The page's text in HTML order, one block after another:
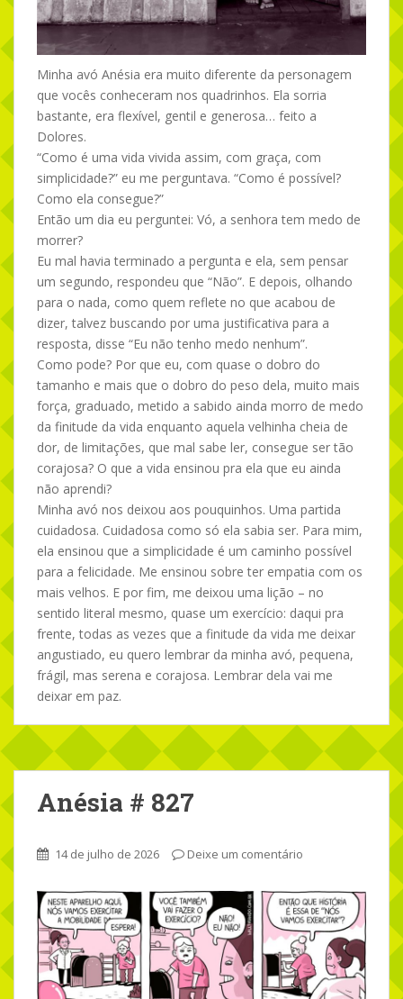
Minha avó Anésia era muito diferente da personagem
que vocês conheceram nos quadrinhos. Ela sorria
bastante, era flexível, gentil e generosa… feito a
Dolores.
“Como é uma vida vivida assim, com graça, com
simplicidade?” eu me perguntava. “Como é possível?
Como ela consegue?”
Então um dia eu perguntei: Vó, a senhora tem medo de
morrer?
Eu mal havia terminado a pergunta e ela, sem pensar
um segundo, respondeu que “Não”. E depois, olhando
para o nada, como quem reflete no que acabou de
dizer, talvez buscando por uma justificativa para a
resposta, disse “Eu não tenho medo nenhum”.
Como pode? Por que eu, com quase o dobro do
tamanho e mais que o dobro do peso dela, muito mais
força, graduado, metido a sabido ainda morro de medo
da finitude da vida enquanto aquela velhinha cheia de
dor, de limitações, que mal sabe ler, consegue ser tão
corajosa? O que a vida ensinou pra ela que eu ainda
não aprendi?
Minha avó nos deixou aos pouquinhos. Uma partida
cuidadosa. Cuidadosa como só ela sabia ser. Para mim,
ela ensinou que a simplicidade é um caminho possível
para a felicidade. Me ensinou sobre ter empatia com os
mais velhos. E por fim, me deixou uma lição – no
sentido literal mesmo, quase um exercício: daqui pra
frente, todas as vezes que a finitude da vida me deixar
angustiado, eu quero lembrar da minha avó, pequena,
frágil, mas serena e corajosa. Lembrar dela vai me
deixar em paz.
Anésia # 827
14 de julho de 2026 Deixe um comentário